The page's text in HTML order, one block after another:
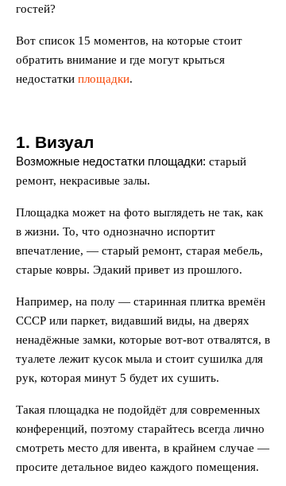
гостей?
Вот список 15 моментов, на которые стоит
обратить внимание и где могут крыться
недостатки площадки.
1. Визуал
Возможные недостатки площадки: старый
ремонт, некрасивые залы.
Площадка может на фото выглядеть не так, как
в жизни. То, что однозначно испортит
впечатление, — старый ремонт, старая мебель,
старые ковры. Эдакий привет из прошлого.
Например, на полу — старинная плитка времён
СССР или паркет, видавший виды, на дверях
ненадёжные замки, которые вот-вот отвалятся, в
туалете лежит кусок мыла и стоит сушилка для
рук, которая минут 5 будет их сушить.
Такая площадка не подойдёт для современных
конференций, поэтому старайтесь всегда лично
смотреть место для ивента, в крайнем случае —
просите детальное видео каждого помещения.